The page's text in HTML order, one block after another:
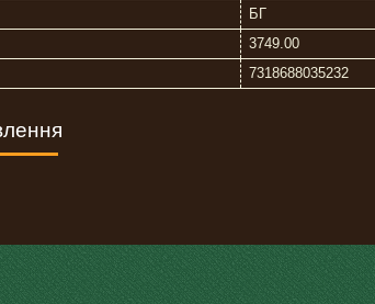
БГ
3749.00
7318688035232